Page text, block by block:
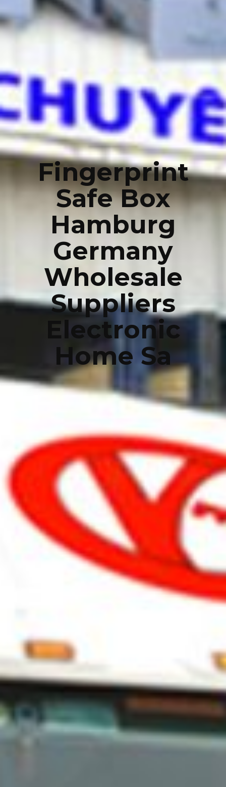
Fingerprint
Safe Box
Hamburg
Germany
Wholesale
Suppliers
Electronic
Home Sa